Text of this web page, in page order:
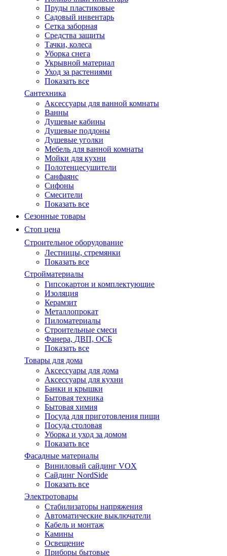
Пруды пластиковые
Садовый инвентарь
Сетка заборная
Средства защиты
Тачки, колеса
Уборка снега
Укрывной материал
Уход за растениями
Показать все
Сантехника
Аксессуары для ванной комнаты
Ванны
Душевые кабины
Душевые поддоны
Душевые уголки
Мебель для ванной комнаты
Мойки для кухни
Полотенцесушители
Санфаянс
Сифоны
Смесители
Показать все
Сезонные товары
Стоп цена
Строительное оборудование
Лестницы, стремянки
Показать все
Стройматериалы
Гипсокартон и комплектующие
Изоляция
Керамзит
Металлопрокат
Пиломатериалы
Строительные смеси
Фанера, ДВП, ОСБ
Показать все
Товары для дома
Аксессуары для дома
Аксессуары для кухни
Банки и крышки
Бытовая техника
Бытовая химия
Посуда для приготовления пищи
Посуда столовая
Уборка и уход за домом
Показать все
Фасадные материалы
Виниловый сайдинг VOX
Сайдинг NordSide
Показать все
Электротовары
Cтабилизаторы напряжения
Автоматические выключатели
Кабель и монтаж
Камины
Освещение
Приборы бытовые